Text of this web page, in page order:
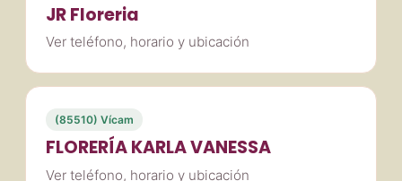
JR Floreria
Ver teléfono, horario y ubicación
(85510) Vícam
FLORERÍA KARLA VANESSA
Ver teléfono, horario y ubicación